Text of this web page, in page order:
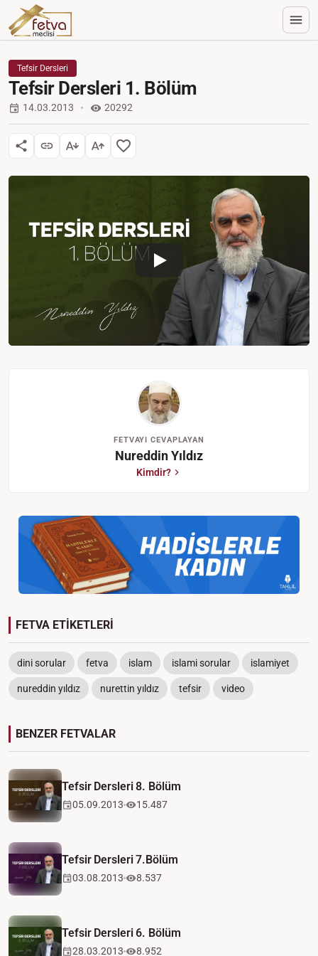
Tefsir Dersleri
Tefsir Dersleri 1. Bölüm
14.03.2013 20292
FETVAYI CEVAPLAYAN
Nureddin Yıldız
Kimdir?
FETVA ETİKETLERİ
dini sorular fetva islam islami sorular islamiyet
nureddin yıldız nurettin yıldız tefsir video
BENZER FETVALAR
Tefsir Dersleri 8. Bölüm
05.09.2013 15.487
Tefsir Dersleri 7.Bölüm
03.08.2013 8.537
Tefsir Dersleri 6. Bölüm
28.03.2013 8.952